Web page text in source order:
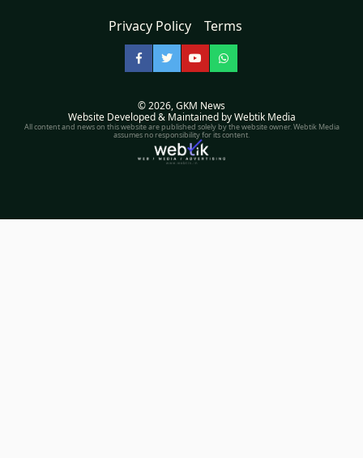
Privacy Policy Terms
Facebook
TwitterYouTubeWhatsApp
© 2026,GKM News
Website Developed & Maintained by Webtik Media
All content and news on this website are published solely by the website owner. Webtik Media
assumes no responsibility for its content.